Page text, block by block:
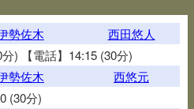
勢佐木
西田悠人
分) 【電話】14:15 (30分)
勢佐木
西悠元
(30分)